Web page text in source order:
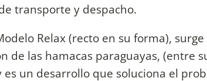
transporte y despacho.
Relax (recto en su forma),
de las hamacas paraguayas, (entre
es un desarrollo que soluciona el